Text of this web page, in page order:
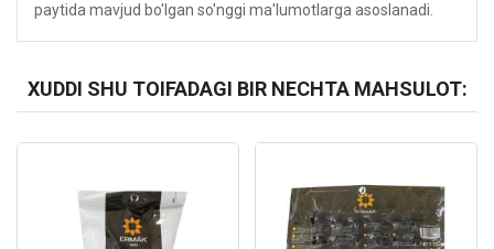
paytida mavjud bo'lgan so'nggi ma'lumotlarga asoslanadi.
XUDDI SHU TOIFADAGI BIR NECHTA MAHSULOT: